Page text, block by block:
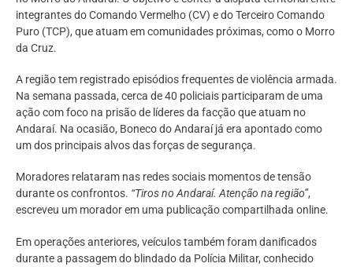
integrantes do Comando Vermelho (CV) e do Terceiro Comando
Puro (TCP), que atuam em comunidades próximas, como o Morro
da Cruz.
A região tem registrado episódios frequentes de violência armada.
Na semana passada, cerca de 40 policiais participaram de uma
ação com foco na prisão de líderes da facção que atuam no
Andaraí. Na ocasião, Boneco do Andaraí já era apontado como
um dos principais alvos das forças de segurança.
Moradores relataram nas redes sociais momentos de tensão
durante os confrontos. “Tiros no Andaraí. Atenção na região”,
escreveu um morador em uma publicação compartilhada online.
Em operações anteriores, veículos também foram danificados
durante a passagem do blindado da Polícia Militar, conhecido